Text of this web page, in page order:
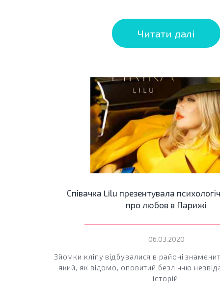
Читати далі
Співачка Lilu презентувала
про любов в Парижі
06.03.2020
Зйомки кліпу відбувалися в районі
який, як відомо, оповитий безліччю
історій.